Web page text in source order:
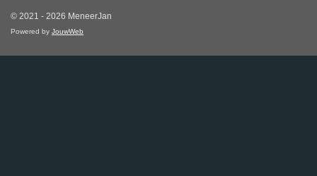
© 2021 - 2026 MeneerJan
Powered by JouwWeb